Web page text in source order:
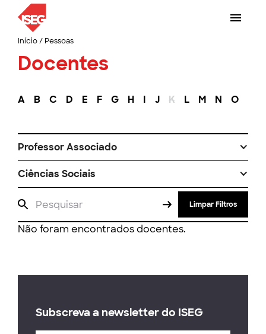
Início/ Pessoas
Docentes
A B C D E F G H I J K L M N O
Professor Associado
Ciências Sociais
Limpar Filtros
Não foram encontrados docentes.
Subscreva a newsletter do ISEG